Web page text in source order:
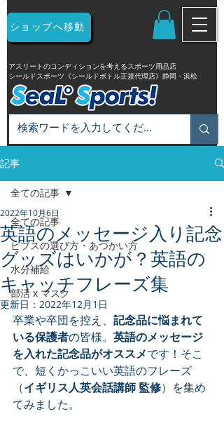
アスリートのコンディションを考えるスポーツ用品店
シールドスポーツ《シールドボトル正規代理店》静岡・浜松
ショップへ移動
記事
全ての記事
ビブスの選び方・あつかい方
水分補給
部活 x マスク
全ての記事
英語のメッセージ入り記念
グッズはいかが？英語の
キャッチフレーズ集
2022年10月6日
更新日： 2022年12月1日
卒業や卒団を控え、 記念品に悩まれて
いる保護者の皆様。 英語のメッセージ
を入れた記念品がオススメです！そこ
で、短くかっこいい英語のフレーズ
（イギリス人英会話講師 監修）を集め
てみました。